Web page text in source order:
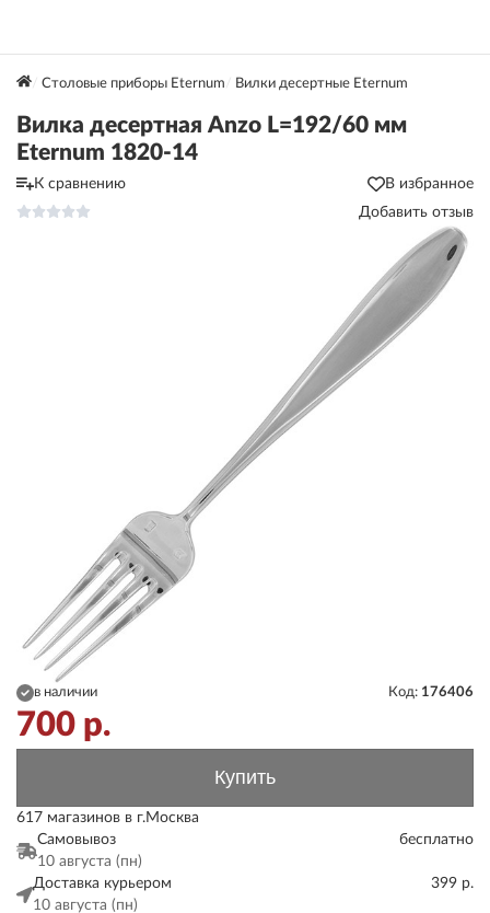
Столовые приборы Eternum Вилки десертные Eternum
Вилка десертная Anzo L=192/60 мм
Eternum 1820-14
К сравнению
В избранное
Добавить отзыв
в наличии Код: 176406
700 р.
Купить
617 магазинов в г.Москва
Самовывоз
10 августа (пн)
бесплатно
Доставка курьером
10 августа (пн)
399 р.